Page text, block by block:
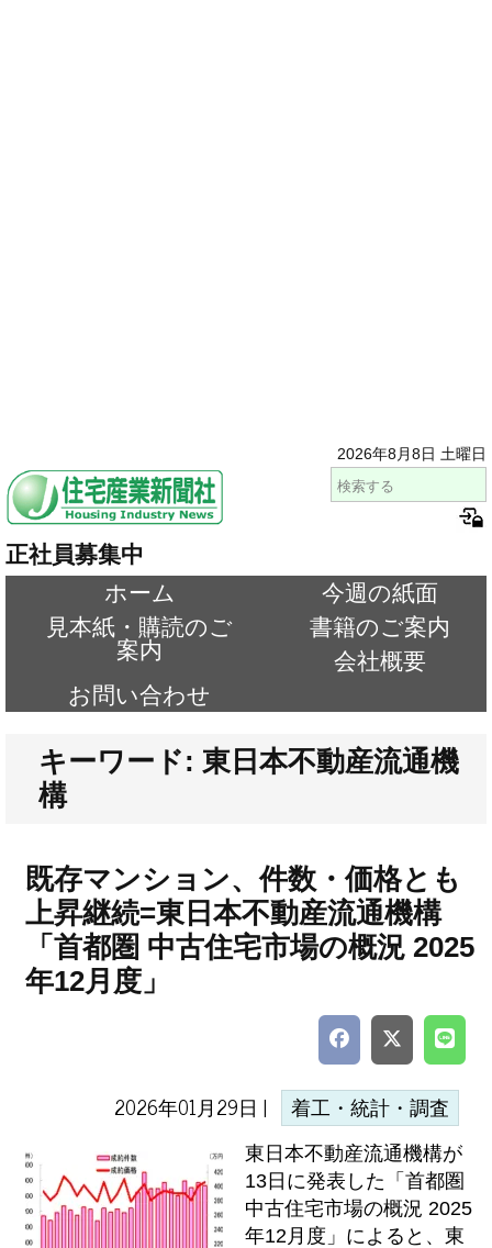
2026年8月8日 土曜日
正社員募集中
ホーム
今週の紙面
見本紙・購読のご
案内
書籍のご案内
会社概要
お問い合わせ
キーワード: 東日本不動産流通機
構
既存マンション、件数・価格とも
上昇継続=東日本不動産流通機構
「首都圏 中古住宅市場の概況 2025
年12月度」
2026年01月29日 | 着工・統計・調査
東日本不動産流通機構が
13日に発表した「首都圏
中古住宅市場の概況 2025
年12月度」によると、東